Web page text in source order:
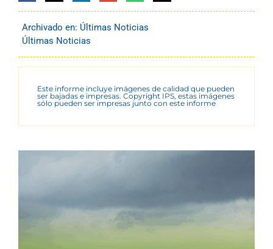
Archivado en: Últimas Noticias
Últimas Noticias
Este informe incluye imágenes de calidad que pueden
ser bajadas e impresas. Copyright IPS, estas imágenes
sólo pueden ser impresas junto con este informe